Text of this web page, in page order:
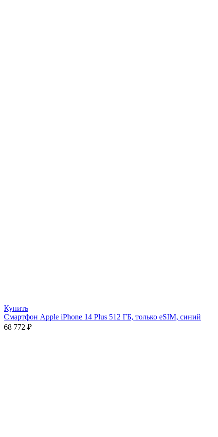
Купить
Смартфон Apple iPhone 14 Plus 512 ГБ, только eSIM, синий
68 772 ₽